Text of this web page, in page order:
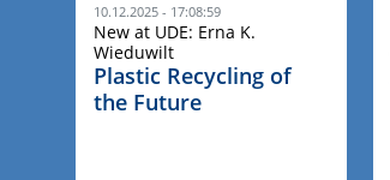
10.12.2025 - 17:08:59
New at UDE: Erna K.
Wieduwilt
Plastic Recycling of
the Future